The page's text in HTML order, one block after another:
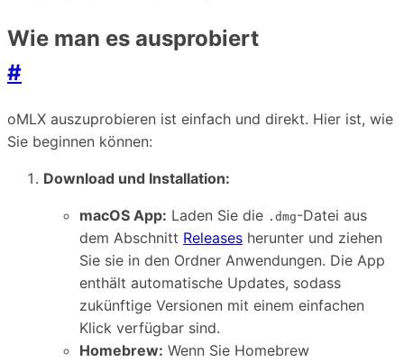
Wie man es ausprobiert
#
oMLX auszuprobieren ist einfach und direkt. Hier ist, wie
Sie beginnen können:
Download und Installation:
macOS App: Laden Sie die .dmg-Datei aus
dem Abschnitt Releases herunter und ziehen
Sie sie in den Ordner Anwendungen. Die App
enthält automatische Updates, sodass
zukünftige Versionen mit einem einfachen
Klick verfügbar sind.
Homebrew: Wenn Sie Homebrew